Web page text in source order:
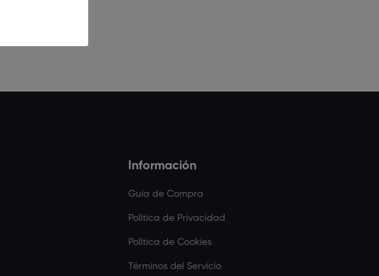
Información
Guía de Compra
Política de Privacidad
Política de Cookies
Términos del Servicio